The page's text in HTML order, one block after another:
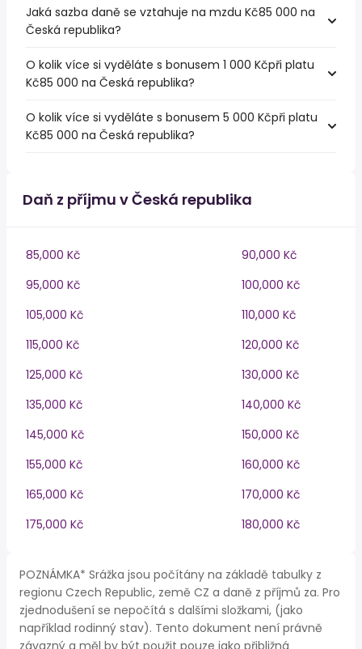
Jaká sazba daně se vztahuje na mzdu Kč85 000 na
Česká republika?
O kolik více si vyděláte s bonusem 1 000 Kčpři platu
Kč85 000 na Česká republika?
O kolik více si vyděláte s bonusem 5 000 Kčpři platu
Kč85 000 na Česká republika?
Daň z příjmu v Česká republika
85,000 Kč
90,000 Kč
95,000 Kč
100,000 Kč
105,000 Kč
110,000 Kč
115,000 Kč
120,000 Kč
125,000 Kč
130,000 Kč
135,000 Kč
140,000 Kč
145,000 Kč
150,000 Kč
155,000 Kč
160,000 Kč
165,000 Kč
170,000 Kč
175,000 Kč
180,000 Kč
POZNÁMKA* Srážka jsou počítány na základě tabulky z
regionu Czech Republic, země CZ a daně z příjmů za. Pro
zjednodušení se nepočítá s dalšími složkami, (jako
například rodinný stav). Tento dokument není právně
závazný a měl by být použit pouze jako přibližná